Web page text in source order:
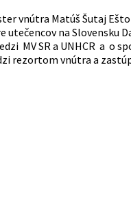
vnútra Matúš Šutaj
utečencov na Slovensku
MV SR a UNHCR a o
rezortom vnútra a